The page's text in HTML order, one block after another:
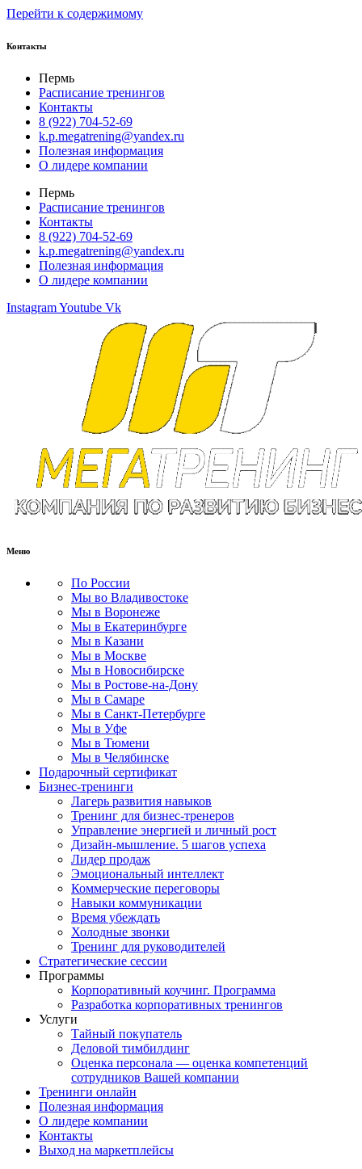
Перейти к содержимому
Контакты
Пермь
Расписание тренингов
Контакты
8 (922) 704-52-69
k.p.megatrening@yandex.ru
Полезная информация
О лидере компании
Пермь
Расписание тренингов
Контакты
8 (922) 704-52-69
k.p.megatrening@yandex.ru
Полезная информация
О лидере компании
InstagramYoutube Vk
Меню
По России
Мы во Владивостоке
Мы в Воронеже
Мы в Екатеринбурге
Мы в Казани
Мы в Москве
Мы в Новосибирске
Мы в Ростове-на-Дону
Мы в Самаре
Мы в Санкт-Петербурге
Мы в Уфе
Мы в Тюмени
Мы в Челябинске
Подарочный сертификат
Бизнес-тренинги
Лагерь развития навыков
Тренинг для бизнес-тренеров
Управление энергией и личный рост
Дизайн-мышление. 5 шагов успеха
Лидер продаж
Эмоциональный интеллект
Коммерческие переговоры
Навыки коммуникации
Время убеждать
Холодные звонки
Тренинг для руководителей
Стратегические сессии
Программы
Корпоративный коучинг. Программа
Разработка корпоративных тренингов
Услуги
Тайный покупатель
Деловой тимбилдинг
Оценка персонала — оценка компетенций
сотрудников Вашей компании
Тренинги онлайн
Полезная информация
О лидере компании
Контакты
Выход на маркетплейсы